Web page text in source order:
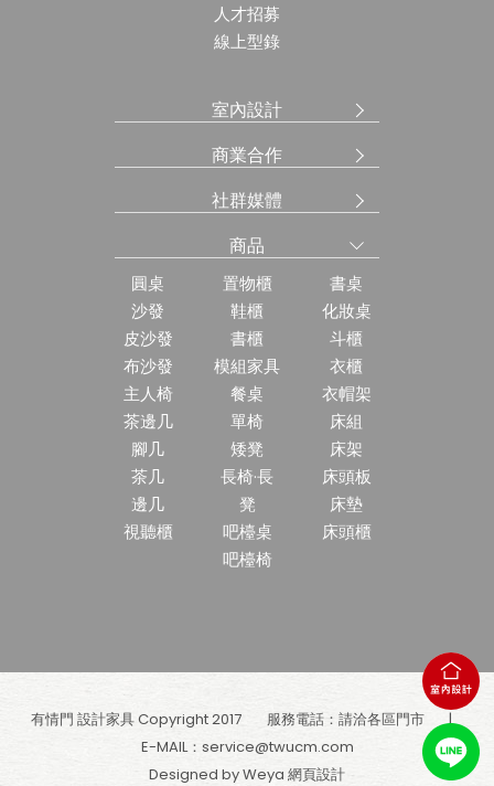
人才招募
線上型錄
室內設計
商業合作
社群媒體
商品
圓桌
沙發
皮沙發
布沙發
主人椅
茶邊几
腳几
茶几
邊几
視聽櫃
置物櫃
鞋櫃
書櫃
模組家具
餐桌
單椅
矮凳
長椅·長
凳
吧檯桌
吧檯椅
書桌
化妝桌
斗櫃
衣櫃
衣帽架
床組
床架
床頭板
床墊
床頭櫃
有情門 設計家具 Copyright 2017
服務電話：請洽各區門市
E-MAIL： service@twucm.com
Designed by Weya 網頁設計